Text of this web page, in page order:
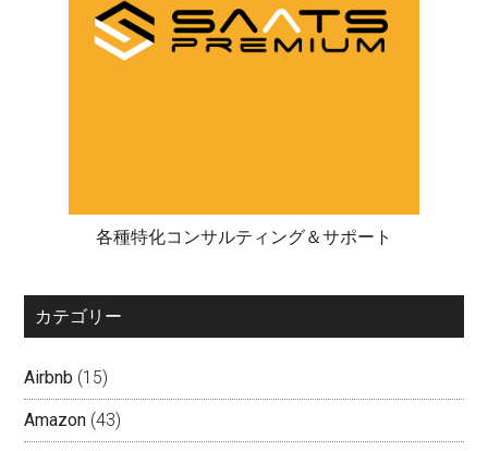
各種特化コンサルティング＆サポート
カテゴリー
Airbnb (15)
Amazon (43)